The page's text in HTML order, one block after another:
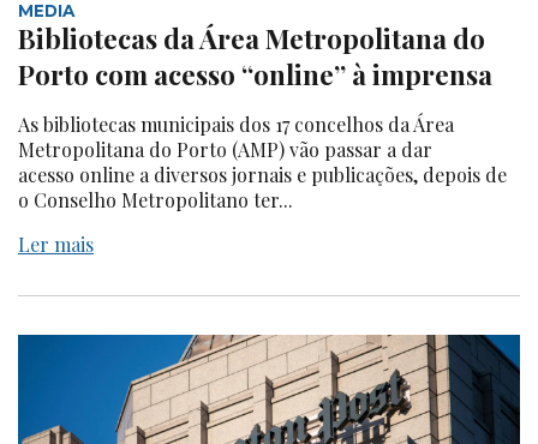
MEDIA
Bibliotecas da Área Metropolitana do
Porto com acesso “online” à imprensa
As bibliotecas municipais dos 17 concelhos da Área
Metropolitana do Porto (AMP) vão passar a dar
acesso online a diversos jornais e publicações, depois de
o Conselho Metropolitano ter...
Ler mais